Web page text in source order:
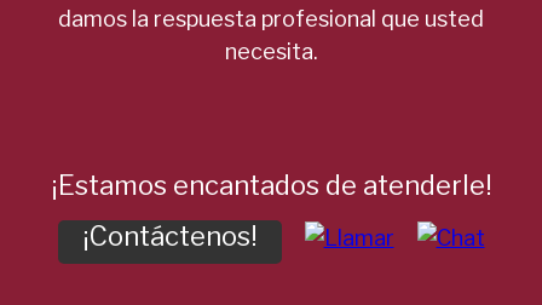
damos la respuesta profesional que usted
necesita.
¡Estamos encantados de atenderle!
¡Contáctenos!